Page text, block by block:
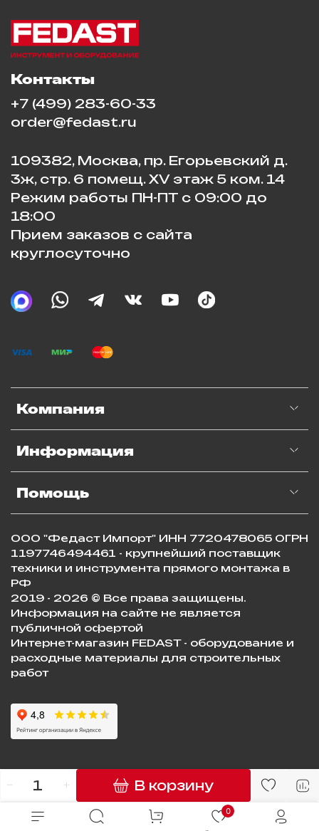
В корзину
Компания
Информация
Помощь
Контакты
+7 (499) 283-60-33
order@fedast.ru
109382, Москва, пр. Егорьевский д.
3ж, стр. 6 помещ. XV этаж 5 ком. 14
Режим работы ПН-ПТ с 09:00 до
18:00
Прием заказов с сайта
круглосуточно
ООО "Федаст Импорт" ИНН 7720478065 ОГРН
1197746494461 - крупнейший поставщик
техники и инструмента прямого монтажа в
РФ
2019 - 2026 © Все права защищены.
Информация на сайте не является
публичной офертой
Интернет-магазин FEDAST - оборудование и
расходные материалы для строительных
работ
0